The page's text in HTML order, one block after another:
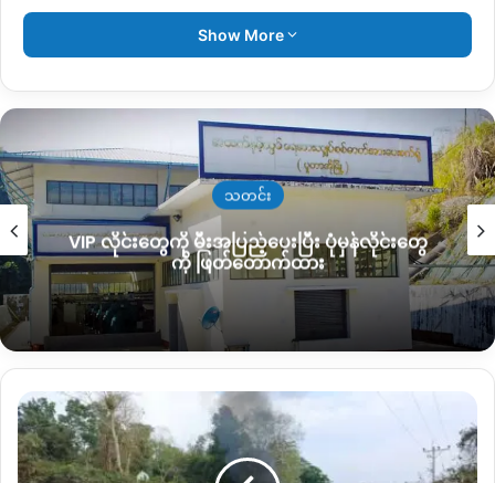
ခုလို စစ်တပ်ဘက်က ရွှေဖောင်တွေကို မီးရှို့ဖျက်ဆီးရာမှာ ဝါးဖောင်
အဟောင်းတွေကိုသာ မီးရှို့ဖျက်ဆီးပြီး ဝါးဖောင်အသစ်တွေကိုတော့
လက်ရှိ မြစ်ကြောင်းတစ်‌လျှောက် ရွှေတူးဖော်မှုနောက်ဆုံးအခြေနေနဲ့
ပတ်သက်ပြီး နောက်ထပ် ဒေသခံအမျိုးသားတစ်ဦးကလည်း ခုလို
ပြောပါတယ်။
ရွှေဖောင်လုပ်တာတော့အခုတော့အကုန်လုံးနားထားတာဘဲ။ ဘယ်
အချိန်မှပြန်ပြီးတူးလာမလဲမသိဘူး။ သူတို့က တူးခိုင်းလိုက်၊ ပြန်
တားလိုက် အဲ့လိုဖြစ်နေတာ။ ရွှေတူးတာတွေကတော့မြစ်ရိုး
တစ်လျှောက်ပိုများလာတယ်” လို့ဆိုပါတယ်။
ဒေသခံတွေကခေါ်ဆိုကြပြီး အဲ့ဒီလုပ်ငန်းဟာ အနည်းဆုံး လူနှစ်ဦးနဲ့
စတင်လုပ်ကိုင်နိုင်ပြီး ပိဿာ ၂၀ ဝန်းကျင် အလေးချိန်ရှိတဲ့ အလေး
ကိုလွယ်ကာ မြစ်ကြမ်းပြင်ရောက်တဲ့အထိ ရေငုပ်ပြီးနောက် မြေစာ
Show More
သတင်း
VIP လိုင်းတွေကို မီးအပြည့်ပေးပြီး ပုံမှန်လိုင်းတွေ
ကို ဖြတ်တောက်ထား
လက်လွတ်
လိုက်
ရ
တဲ့